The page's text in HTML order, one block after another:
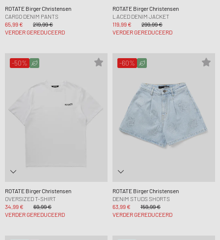
ROTATE Birger Christensen
CARGO DENIM PANTS
65,99 €
219,99 €
VERDER GEREDUCEERD
ROTATE Birger Christensen
LACED DENIM JACKET
119,99 €
299,99 €
VERDER GEREDUCEERD
-50%
ROTATE Birger Christensen
OVERSIZED T-SHIRT
34,99 €
69,99 €
VERDER GEREDUCEERD
-60%
ROTATE Birger Christensen
DENIM STUDS SHORTS
63,99 €
159,99 €
VERDER GEREDUCEERD